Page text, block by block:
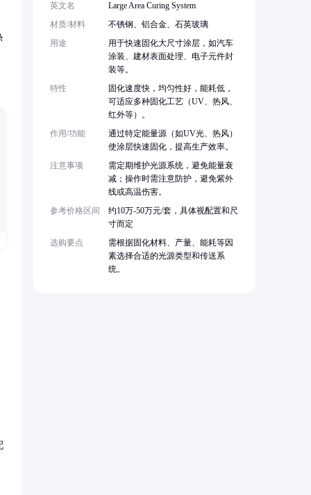
英文名
Large Area Curing System
材质/材料
不锈钢、铝合金、石英玻璃
用途
用于快速固化大尺寸涂层，如汽车
涂装、建材表面处理、电子元件封
装等。
特性
固化速度快，均匀性好，能耗低，
可适应多种固化工艺（UV、热风、
红外等）。
作用/功能
通过特定能量源（如UV光、热风）
使涂层快速固化，提高生产效率。
注意事项
需定期维护光源系统，避免能量衰
减；操作时需注意防护，避免紫外
线或高温伤害。
参考价格区间
约10万-50万元/套，具体视配置和尺
寸而定
选购要点
需根据固化材料、产量、能耗等因
素选择合适的光源类型和传送系
统。